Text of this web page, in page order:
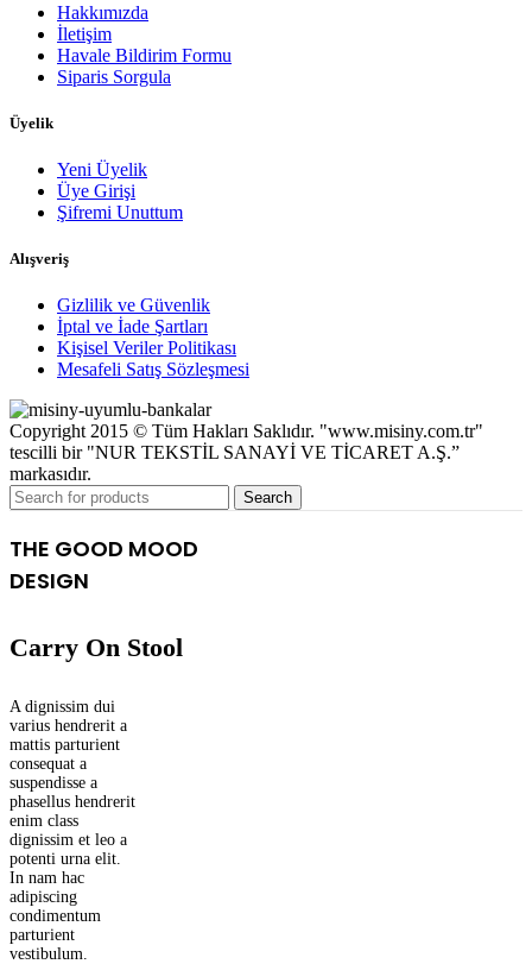
Hakkımızda
İletişim
Havale Bildirim Formu
Siparis Sorgula
Üyelik
Yeni Üyelik
Üye Girişi
Şifremi Unuttum
Alışveriş
Gizlilik ve Güvenlik
İptal ve İade Şartları
Kişisel Veriler Politikası
Mesafeli Satış Sözleşmesi
Copyright 2015 © Tüm Hakları Saklıdır. "www.misiny.com.tr"
tescilli bir "NUR TEKSTİL SANAYİ VE TİCARET A.Ş.”
markasıdır.
Search
THE GOOD MOOD
DESIGN
Carry On Stool
A dignissim dui
varius hendrerit a
mattis parturient
consequat a
suspendisse a
phasellus hendrerit
enim class
dignissim et leo a
potenti urna elit.
In nam hac
adipiscing
condimentum
parturient
vestibulum.